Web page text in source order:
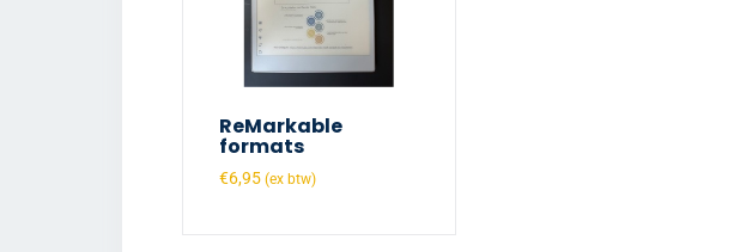
ReMarkable
formats
€6,95 (ex btw)